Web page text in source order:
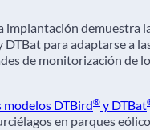
implantación demuestra
DTBat para adaptarse a
de monitorización de
modelos DTBird® y DTBat
en parques